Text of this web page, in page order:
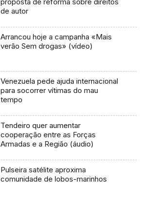
de autor
Arrancou hoje a campanha «Mais
verão Sem drogas» (vídeo)
Venezuela pede ajuda internacional
para socorrer vítimas do mau
tempo
Tendeiro quer aumentar
cooperação entre as Forças
Armadas e a Região (áudio)
Pulseira satélite aproxima
comunidade de lobos-marinhos